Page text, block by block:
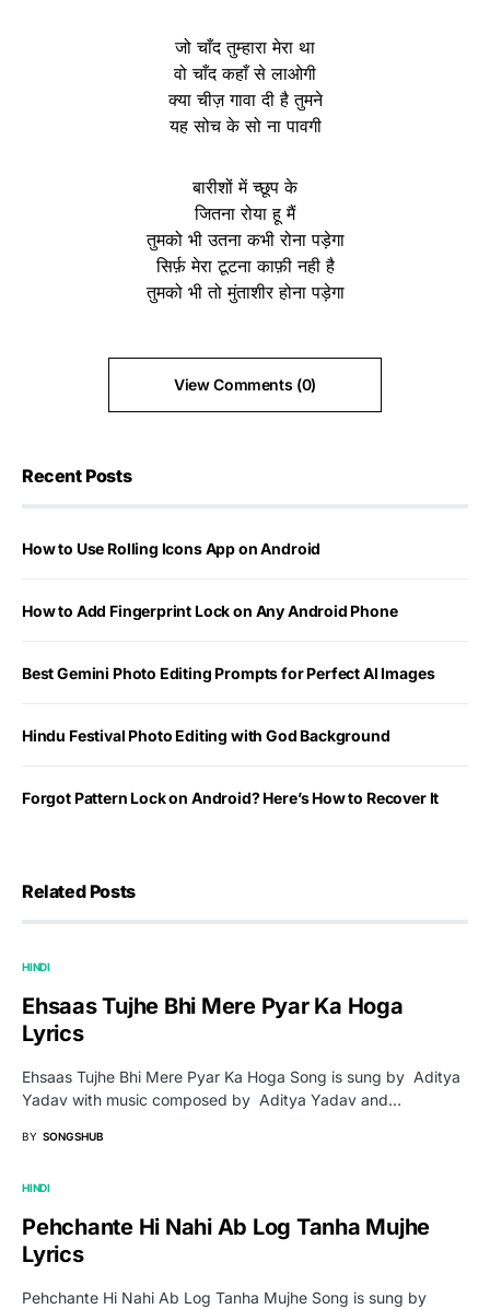
जो चाँद तुम्हारा मेरा था
वो चाँद कहाँ से लाओगी
क्या चीज़ गावा दी है तुमने
यह सोच के सो ना पावगी
बारीशों में च्छूप के
जितना रोया हू मैं
तुमको भी उतना कभी रोना पड़ेगा
सिर्फ़ मेरा टूटना काफ़ी नही है
तुमको भी तो मुंताशीर होना पड़ेगा
View Comments (0)
Recent Posts
How to Use Rolling Icons App on Android
How to Add Fingerprint Lock on Any Android Phone
Best Gemini Photo Editing Prompts for Perfect AI Images
Hindu Festival Photo Editing with God Background
Forgot Pattern Lock on Android? Here’s How to Recover It
Related Posts
HINDI
Ehsaas Tujhe Bhi Mere Pyar Ka Hoga
Lyrics
Ehsaas Tujhe Bhi Mere Pyar Ka Hoga Song is sung by Aditya
Yadav with music composed by Aditya Yadav and…
BY SONGSHUB
HINDI
Pehchante Hi Nahi Ab Log Tanha Mujhe
Lyrics
Pehchante Hi Nahi Ab Log Tanha Mujhe Song is sung by